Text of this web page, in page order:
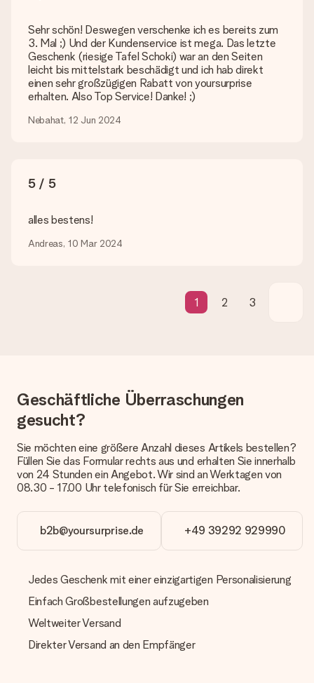
Derzeit bieten wir (noch) keinen Einpackservice. Aber unsere
Geschenke werden in einer fröhlichen Versandverpackung
geliefert. Somit ist dein Geschenk automatisch zum
Verschenken bereit oder kann sofort an den Empfänger
geschickt werden.
Lieferzeit, Lieferoptionen und Versandkosten
Wie lange dauert die Lieferzeit und wann werde ich mein
Die aktuelle Lieferzeit steht jeweils auf der Produktseite bei
eine fristgerechte Lieferung durch unsere Lieferdienste
Derzeit können wir (noch) keine verschiedenen Lieferoptionen
anbieten. Das Geschenk, das bestellt wird, wird als Paket oder
Wie kann ich meine Bestellung bezahlen?
Wir bieten die folgenden Zahlungsoptionen an: Vorauskasse
mit normaler Überweisung, Sofortüberweisung, Paypal,
Kreditkarte oder auf Rechnung über Klarna. Bei einer
manuellen Überweisung verlängert sich die Lieferzeit des
Geschenks jedoch um 3 Werktage.
Geschenk empfangen
Was, wenn das Geschenk meine Erwartungen nicht
erfüllt?
Sollte das Geschenk wider Erwarten deine Erwartungen nicht
Lösungsvorschlag unterbreitet.
Wird die Rechnung mit der Bestellung mitverschickt?
Alle Lieferungen erfolgen ohne Rechnung und/oder
Lieferschein. Die Rechnung zu deiner Bestellung erhältst du
zeitgleich mit der Bestätigungsmail und kannst sie jederzeit in
Sehr schön! Deswegen verschenke ich es bereits zum
3. Mal ;) Und der Kundenservice ist mega. Das letzte
Geschenk (riesige Tafel Schoki) war an den Seiten
leicht bis mittelstark beschädigt und ich hab direkt
einen sehr großzügigen Rabatt von yoursurprise
erhalten. Also Top Service! Danke! ;)
Nebahat, 12 Jun 2024
5 / 5
alles bestens!
Andreas, 10 Mar 2024
1 2 3
Geschäftliche Überraschungen
gesucht?
Sie möchten eine größere Anzahl dieses Artikels bestellen?
Füllen Sie das Formular rechts aus und erhalten Sie innerhalb
von 24 Stunden ein Angebot. Wir sind an Werktagen von
08.30 - 17.00 Uhr telefonisch für Sie erreichbar.
b2b@yoursurprise.de +49 39292 929990
Jedes Geschenk mit einer einzigartigen Personalisierung
Einfach Großbestellungen aufzugeben
Weltweiter Versand
Direkter Versand an den Empfänger